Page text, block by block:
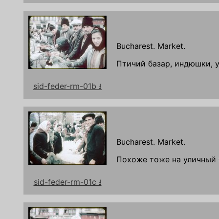
sid-feder-rm-01b ⭳
Bucharest. Market.
Птичий базар, индюшки,
sid-feder-rm-01c ⭳
Bucharest. Market.
Похоже тоже на уличный